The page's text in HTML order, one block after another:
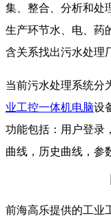
集、整合、分析和处
生产环节水、电、药
含关系找出污水处理
当前污水处理系统分
业工控一体机电脑设
功能包括：用户登录
曲线，历史曲线，参
前海高乐提供的工业